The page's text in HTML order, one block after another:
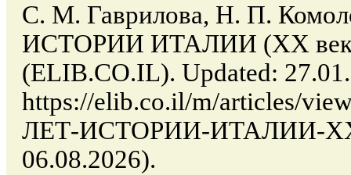
С. М. Гаврилова, Н. П.
ИСТОРИИ ИТАЛИИ (XX век)
(ELIB.CO.IL). Updated:
https://elib.co.il/m/articles/
ЛЕТ-ИСТОРИИ-ИТАЛИИ-XX-
06.08.2026).